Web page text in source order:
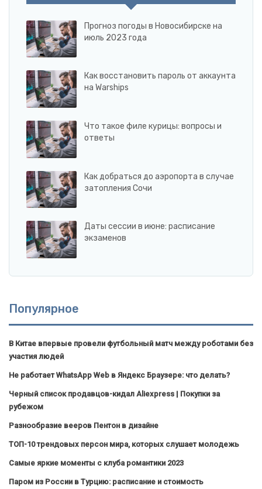
Прогноз погоды в Новосибирске на
июль 2023 года
Как восстановить пароль от аккаунта
на Warships
Что такое филе курицы: вопросы и
ответы
Как добраться до аэропорта в случае
затопления Сочи
Даты сессии в июне: расписание
экзаменов
Популярное
В Китае впервые провели футбольный матч между роботами без
участия людей
Не работает WhatsApp Web в Яндекс Браузере: что делать?
Черный список продавцов-кидал Aliexpress | Покупки за
рубежом
Разнообразие вееров Пентон в дизайне
ТОП-10 трендовых персон мира, которых слушает молодежь
Самые яркие моменты с клуба романтики 2023
Паром из России в Турцию: расписание и стоимость